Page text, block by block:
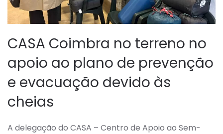
CASA Coimbra no terreno no
apoio ao plano de prevenção
e evacuação devido às
cheias
A delegação do CASA – Centro de Apoio ao Sem-